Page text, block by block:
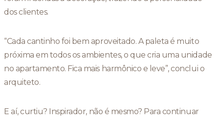
dos clientes.
“Cada cantinho foi bem aproveitado. A paleta é muito
próxima em todos os ambientes, o que cria uma unidade
no apartamento. Fica mais harmônico e leve”, conclui o
arquiteto.
E aí, curtiu? Inspirador, não é mesmo? Para continuar